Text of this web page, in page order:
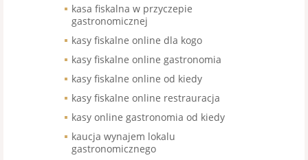
kasa fiskalna w przyczepie
gastronomicznej
kasy fiskalne online dla kogo
kasy fiskalne online gastronomia
kasy fiskalne online od kiedy
kasy fiskalne online restrauracja
kasy online gastronomia od kiedy
kaucja wynajem lokalu
gastronomicznego